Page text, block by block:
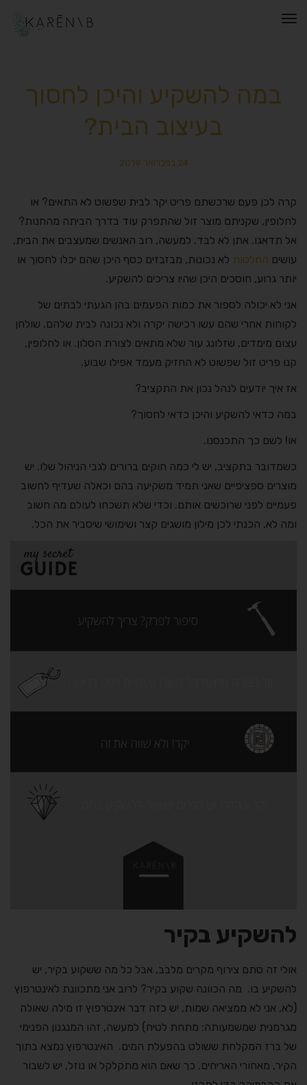
תפריט
במה להשקיע והיכן לחסוך
בעיצוב הבית?
24 בפברואר 2019
קרה לכן פעם שרכשתם פריט יקר לבית שפשוט לא התאים? או
לחלופין, שקניתם מוצר זול שהתפרק עוד בדרך הביתה מהחנות?
אל תדאגו. אתן לא לבד. למעשה, רוב האנשים שמעצבים את הבית,
עושים החלטות לא נכונות, מבזבזים כסף היכן שהם יכלו לחסוך או
יותר גרוע, חוסכים היכן שהיו צריכים להשקיע.
אני לא יכולה לספור את כמות הפעמים בהן הגעתי לבתים של
לקוחות אחרי שהם עשו רכישה יקרה ולא נכונה לבית שלהם. שולחן
עצום מימדים, שזלונג עור שלא מתאים לצורת הסלון. או לחלופין,
קנו פריט זול שפשוט לא החזיק מעמד אפילו שבוע.
אז איך יודעים לנהל נכון את התקציב?
במה כדאי להשקיע והיכן כדאי לחסוך?
או! לשם כך התכנסנו.
כשמדובר בתקציב, יש לי כמה חוקים ברורים לגבי הניהול שלו. יש
מוצרים ספציפיים שאני תמיד משקיעה בהם וכאלה שעדיף לחשוב
פעמיים לפני שרוכשים אותם. וכדי שלא תשכחו לעולם מה חשוב
ומה לא, הכנתי לכן מילון מושגים קצר ושימושי שיסביר את הכל.
להשקיע בקיר
אולי זה סתם צירוף מקרים מלבב, אבל כל מה ששקוע בקיר, יש
להשקיע בו. מה הכוונה שקוע בקיר? לרוב אני מתכוונת לאינטרפוץ
(לא, אני לא ממציאה שמות, יש כזה דבר אינטרפוץ זו מילה שאולה
מגרמנית שמשמעותה: מתחת לטיח) למעשה, זהו המנגנון הפנימי
של ברז המקלחת ששולט בהפעלת המים. האינטרפוץ נמצא בתוך
הקיר, מאחורי האריחים. כך שאם הוא מתקלקל או נוזל, יש לשבור